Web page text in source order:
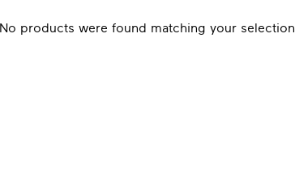
No products were found matching your selection.